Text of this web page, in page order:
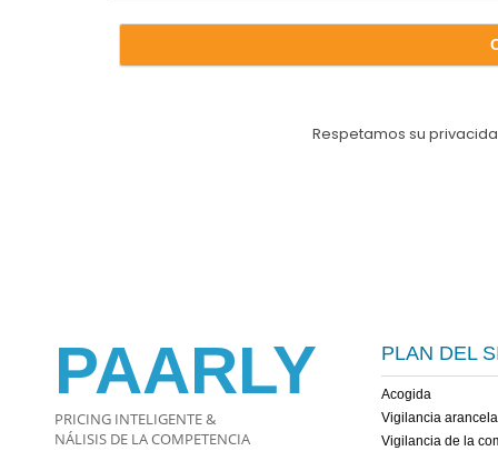
Respetamos su
PAARLY
PRICING INTELIGENTE &
NÁLISIS DE LA COMPETENCIA
PLAN DEL
Acogida
Vigilancia
Vigilancia de la